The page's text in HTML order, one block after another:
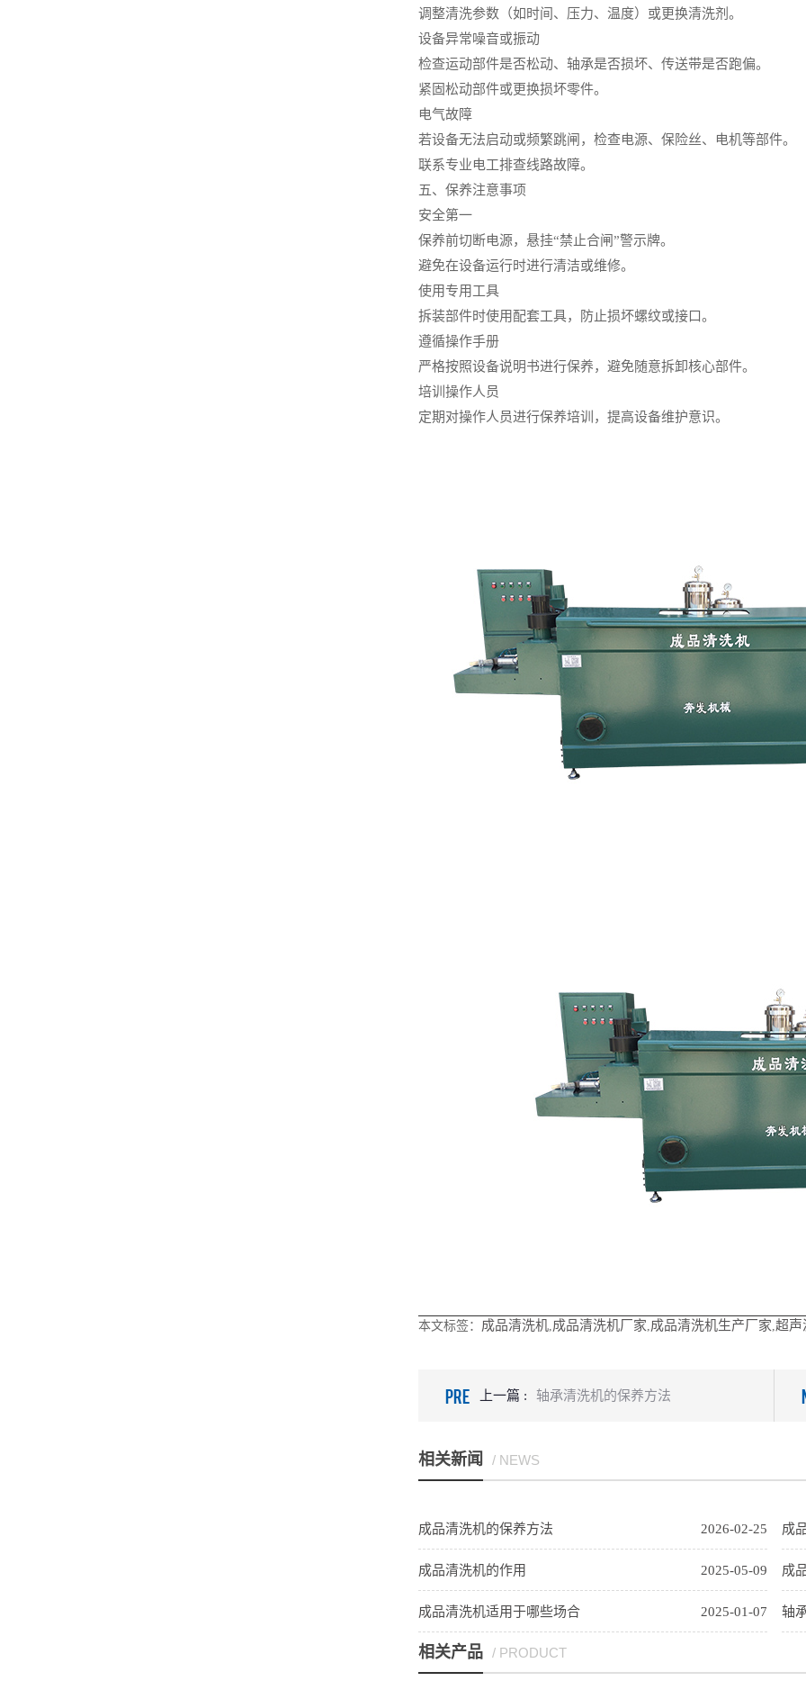
调整清洗参数（如时间、压力、温度）或更换清洗剂。
设备异常噪音或振动
检查运动部件是否松动、轴承是否损坏、传送带是否跑偏。
紧固松动部件或更换损坏零件。
电气故障
若设备无法启动或频繁跳闸，检查电源、保险丝、电机等部件。
联系专业电工排查线路故障。
五、保养注意事项
安全第一
保养前切断电源，悬挂“禁止合闸”警示牌。
避免在设备运行时进行清洁或维修。
使用专用工具
拆装部件时使用配套工具，防止损坏螺纹或接口。
遵循操作手册
严格按照设备说明书进行保养，避免随意拆卸核心部件。
培训操作人员
定期对操作人员进行保养培训，提高设备维护意识。
本文标签： 成品清洗机,成品清洗机厂家,成品清洗机生产厂家,超声
PRE 上一篇 : 轴承清洗机的保养方法
相关新闻 / NEWS
2026-02-25
成品清洗机的保养方法 成
2025-05-09
成品清洗机的作用 成
2025-01-07
成品清洗机适用于哪些场合 轴
相关产品 / PRODUCT